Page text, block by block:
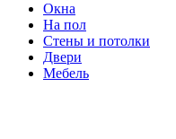
Окна
На пол
Стены и потолки
Двери
Мебель